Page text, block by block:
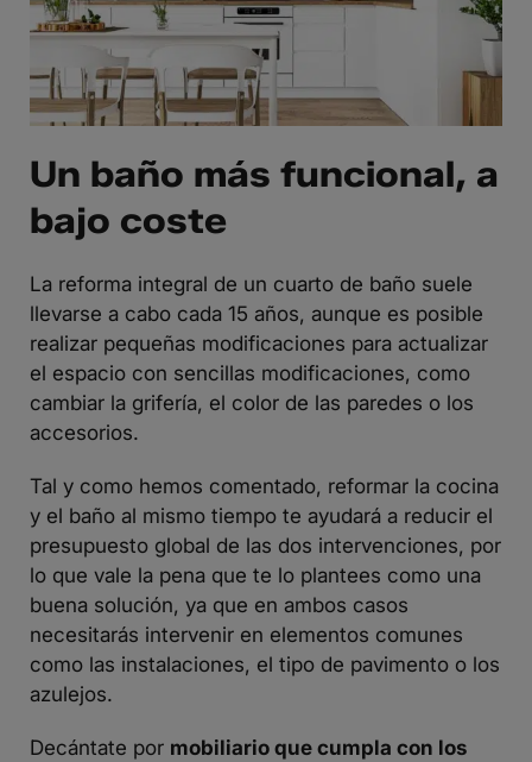
Un baño más funcional, a
bajo coste
La reforma integral de un cuarto de baño suele
llevarse a cabo cada 15 años, aunque es posible
realizar pequeñas modificaciones para actualizar
el espacio con sencillas modificaciones, como
cambiar la grifería, el color de las paredes o los
accesorios.
Tal y como hemos comentado, reformar la cocina
y el baño al mismo tiempo te ayudará a reducir el
presupuesto global de las dos intervenciones, por
lo que vale la pena que te lo plantees como una
buena solución, ya que en ambos casos
necesitarás intervenir en elementos comunes
como las instalaciones, el tipo de pavimento o los
azulejos.
Decántate por mobiliario que cumpla con los